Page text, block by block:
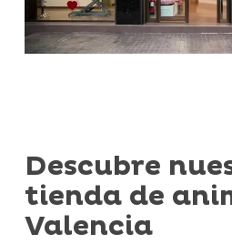
Descubre
tienda de
Valencia